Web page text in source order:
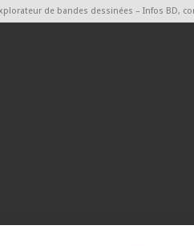
de bandes dessinées – Infos BD,